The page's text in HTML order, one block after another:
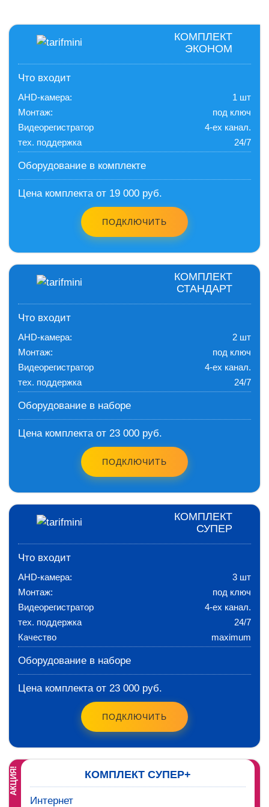
КОМПЛЕКТ
ЭКОНОМ
Что входит
AHD-камера:
1 шт
Монтаж:
под ключ
Видеорегистратор
4-ех канал.
тех. поддержка
24/7
Оборудование в комплекте
Цена комплекта от 19 000 руб.
ПОДКЛЮЧИТЬ
КОМПЛЕКТ
СТАНДАРТ
Что входит
AHD-камера:
2 шт
Монтаж:
под ключ
Видеорегистратор
4-ех канал.
тех. поддержка
24/7
Оборудование в наборе
Цена комплекта от 23 000 руб.
ПОДКЛЮЧИТЬ
КОМПЛЕКТ
СУПЕР
Что входит
AHD-камера:
3 шт
Монтаж:
под ключ
Видеорегистратор
4-ех канал.
тех. поддержка
24/7
Качество
maximum
Оборудование в наборе
Цена комплекта от 23 000 руб.
ПОДКЛЮЧИТЬ
АКЦИЯ! КОМПЛЕКТ СУПЕР+
Интернет